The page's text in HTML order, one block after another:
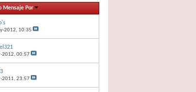
Mensaje Por
2012, 10:35
2012, 00:57
2011, 23:57